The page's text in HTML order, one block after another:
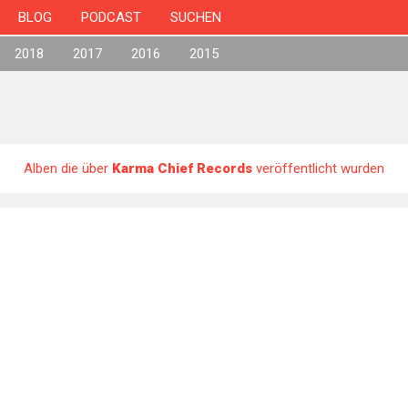
BLOG PODCAST SUCHEN
2018 2017 2016 2015
Alben die über Karma Chief Records veröffentlicht wurden